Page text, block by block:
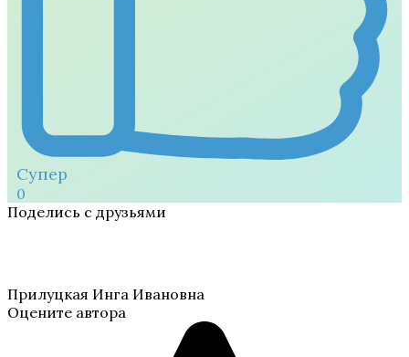
Супер
0
Поделись с друзьями
Прилуцкая Инга Ивановна
Оцените автора